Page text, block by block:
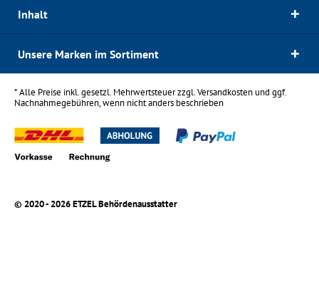
Inhalt
Unsere Marken im Sortiment
* Alle Preise inkl. gesetzl. Mehrwertsteuer zzgl.Versandkostenund ggf.
Nachnahmegebühren, wenn nicht anders beschrieben
© 2020 - 2026 ETZEL Behördenausstatter